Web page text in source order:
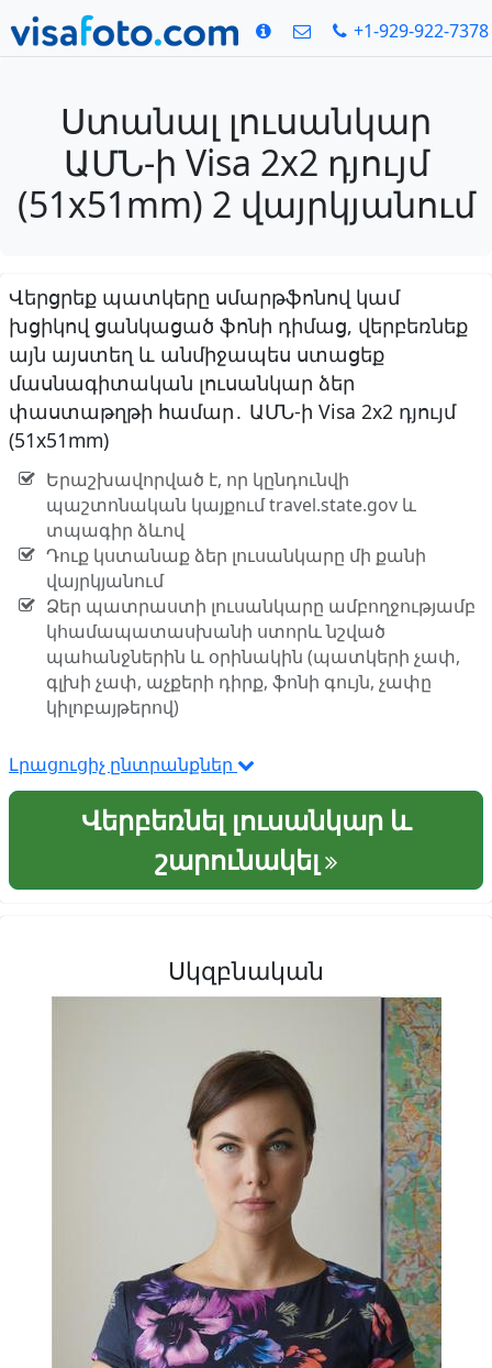
+1-929-922-7378
Ստանալ լուսանկար
ԱՄՆ-ի Visa 2x2 դյույմ
(51x51mm) 2 վայրկյանում
Վերցրեք պատկերը սմարթֆոնով կամ
խցիկով ցանկացած ֆոնի դիմաց, վերբեռնեք
այն այստեղ և անմիջապես ստացեք
մասնագիտական լուսանկար ձեր
փաստաթղթի համար․ ԱՄՆ-ի Visa 2x2 դյույմ
(51x51mm)
Երաշխավորված է, որ կընդունվի
պաշտոնական կայքում travel.state.gov և
տպագիր ձևով
Դուք կստանաք ձեր լուսանկարը մի քանի
վայրկյանում
Ձեր պատրաստի լուսանկարը ամբողջությամբ
կհամապատասխանի ստորև նշված
պահանջներին և օրինակին (պատկերի չափ,
գլխի չափ, աչքերի դիրք, ֆոնի գույն, չափը
կիլոբայթերով)
Լրացուցիչ ընտրանքներ
Վերբեռնել լուսանկար և
շարունակել
Սկզբնական